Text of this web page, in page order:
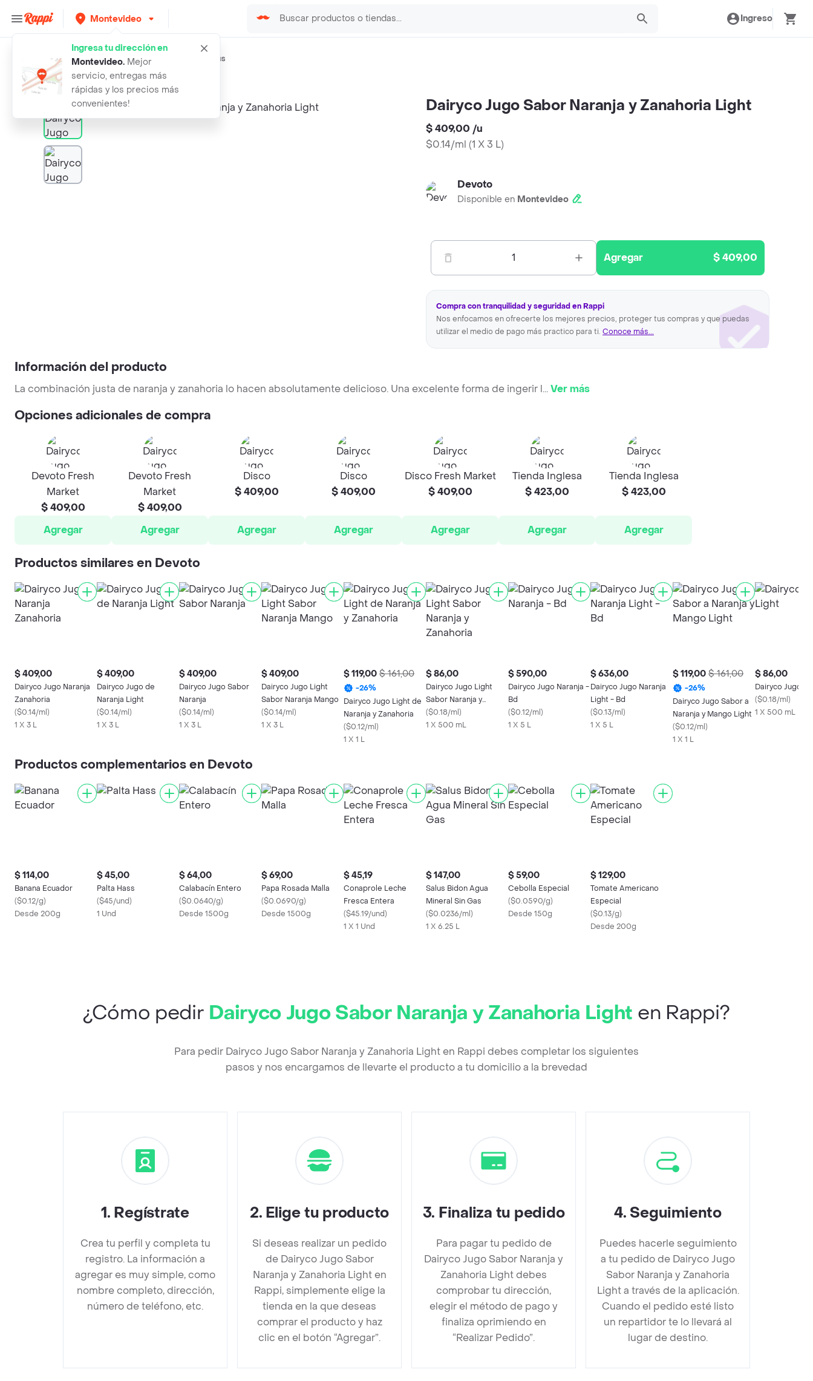
Montevideo
Ingresa tu dirección en
Montevideo. Mejor
servicio, entregas más
rápidas y los precios más
convenientes!
Ingreso
Búsquedas relacionadas:Jugos,Dairyco Salus
Rappi dairyco jugo sabor naranja y zanaho
Dairyco Jugo Sabor Naranja y Zanahoria Light
$ 409,00 /u
$0.14/ml (1 X 3 L)
Devoto
Disponible en Montevideo
1 Agregar $ 409,00
Compra con tranquilidad y seguridad en Rappi
Nos enfocamos en ofrecerte los mejores precios, proteger tus compras y que puedas
utilizar el medio de pago más practico para ti. Conoce más...
Información del producto
La combinación justa de naranja y zanahoria lo hacen absolutamente delicioso. Una excelente forma de ingerir l...Ver más
Opciones adicionales de compra
Devoto Fresh
Market
$ 409,00
Agregar
Devoto Fresh
Market
$ 409,00
Agregar
Disco
$ 409,00
Agregar
Disco
$ 409,00
Agregar
Disco Fresh Market
$ 409,00
Agregar
Tienda Inglesa
$ 423,00
Agregar
Tienda Inglesa
$ 423,00
Agregar
Productos similares en Devoto
$ 409,00
Dairyco Jugo Naranja
Zanahoria
($0.14/ml)
1 X 3 L
$ 409,00
Dairyco Jugo de
Naranja Light
($0.14/ml)
1 X 3 L
$ 409,00
Dairyco Jugo Sabor
Naranja
($0.14/ml)
1 X 3 L
$ 409,00
Dairyco Jugo Light
Sabor Naranja Mango
($0.14/ml)
1 X 3 L
$ 119,00 $ 161,00
-26%
Dairyco Jugo Light de
Naranja y Zanahoria
($0.12/ml)
1 X 1 L
$ 86,00
Dairyco Jugo Light
Sabor Naranja y
Zanahoria
($0.18/ml)
1 X 500 mL
$ 590,00
Dairyco Jugo Naranja -
Bd
($0.12/ml)
1 X 5 L
$ 636,00
Dairyco Jugo Naranja
Light - Bd
($0.13/ml)
1 X 5 L
$ 119,00 $ 161,00
-26%
Dairyco Jugo Sabor a
Naranja y Mango Light
($0.12/ml)
1 X 1 L
$ 86,00
Dairyco Jugo
($0.18/ml)
1 X 500 mL
Productos complementarios en Devoto
$ 114,00
Banana Ecuador
($0.12/g)
Desde 200g
$ 45,00
Palta Hass
($45/und)
1 Und
$ 64,00
Calabacín Entero
($0.0640/g)
Desde 1500g
$ 69,00
Papa Rosada Malla
($0.0690/g)
Desde 1500g
$ 45,19
Conaprole Leche
Fresca Entera
($45.19/und)
1 X 1 Und
$ 147,00
Salus Bidon Agua
Mineral Sin Gas
($0.0236/ml)
1 X 6.25 L
$ 59,00
Cebolla Especial
($0.0590/g)
Desde 150g
$ 129,00
Tomate Americano
Especial
($0.13/g)
Desde 200g
¿Cómo pedir Dairyco Jugo Sabor Naranja y Zanahoria Light en Rappi?
Para pedir Dairyco Jugo Sabor Naranja y Zanahoria Light en Rappi debes completar los siguientes
pasos y nos encargamos de llevarte el producto a tu domicilio a la brevedad
1. Regístrate
Crea tu perfil y completa tu
registro. La información a
agregar es muy simple, como
nombre completo, dirección,
número de teléfono, etc.
2. Elige tu producto
Si deseas realizar un pedido
de Dairyco Jugo Sabor
Naranja y Zanahoria Light en
Rappi, simplemente elige la
tienda en la que deseas
comprar el producto y haz
clic en el botón “Agregar”.
3. Finaliza tu pedido
Para pagar tu pedido de
Dairyco Jugo Sabor Naranja y
Zanahoria Light debes
comprobar tu dirección,
elegir el método de pago y
finaliza oprimiendo en
“Realizar Pedido”.
4. Seguimiento
Puedes hacerle seguimiento
a tu pedido de Dairyco Jugo
Sabor Naranja y Zanahoria
Light a través de la aplicación.
Cuando el pedido esté listo
un repartidor te lo llevará al
lugar de destino.